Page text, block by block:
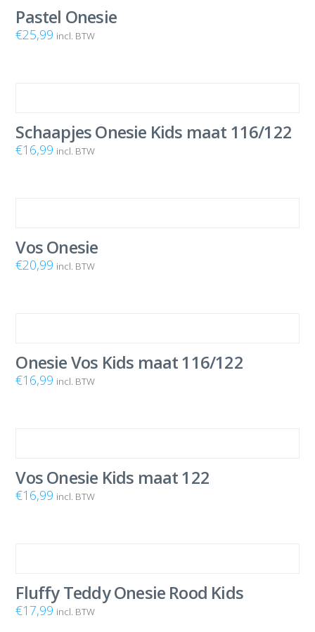
Pastel Onesie
€25,99 incl. BTW
Schaapjes Onesie Kids maat 116/122
€16,99 incl. BTW
Vos Onesie
€20,99 incl. BTW
Onesie Vos Kids maat 116/122
€16,99 incl. BTW
Vos Onesie Kids maat 122
€16,99 incl. BTW
Fluffy Teddy Onesie Rood Kids
€17,99 incl. BTW